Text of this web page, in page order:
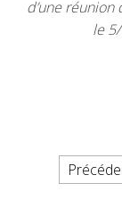
d’une réunion
le